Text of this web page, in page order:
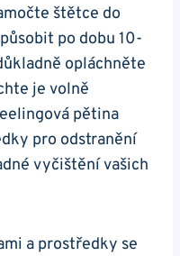
štětce do
po‌ dobu‍ 10-
opláchněte
‍je volně
pětina
pro odstranění
vyčištění vašich
a prostředky se